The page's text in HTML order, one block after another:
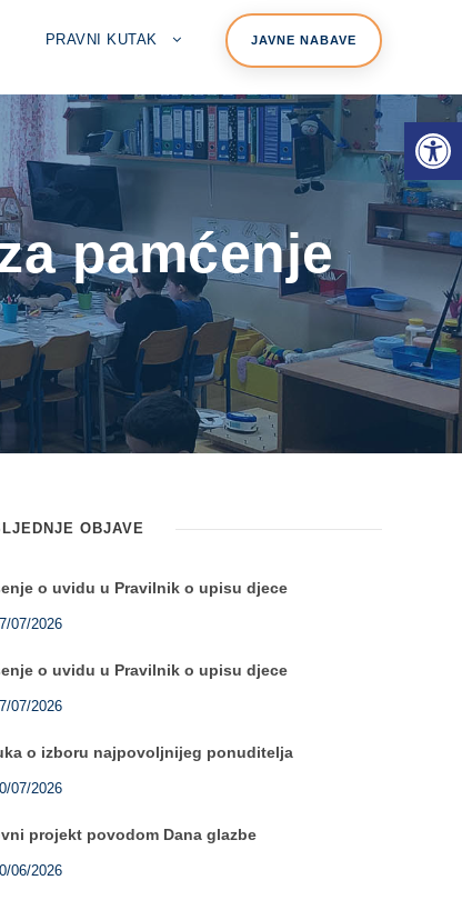
Open toolbar
PRAVNI KUTAK JAVNE NABAVE
pamćenje
OBJAVE
o uvidu u Pravilnik o upisu djece
07/2026
o uvidu u Pravilnik o upisu djece
07/2026
o izboru najpovoljnijeg ponuditelja
07/2026
projekt povodom Dana glazbe
06/2026